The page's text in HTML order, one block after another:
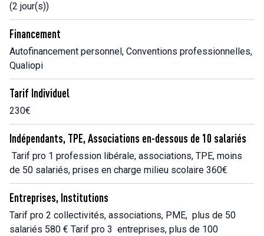
(2 jour(s))
Financement
Autofinancement personnel, Conventions professionnelles,
Qualiopi
Tarif Individuel
230€
Indépendants, TPE, Associations en-dessous de 10 salariés
Tarif pro 1 profession libérale, associations, TPE, moins
de 50 salariés, prises en charge milieu scolaire 360€
Entreprises, Institutions
Tarif pro 2 collectivités, associations, PME, plus de 50
salariés 580 € Tarif pro 3 entreprises, plus de 100